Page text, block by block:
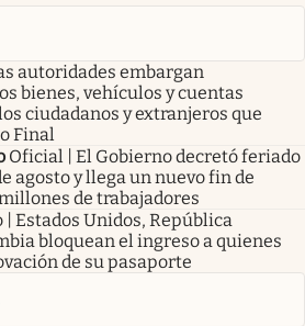
autoridades embargan
bienes, vehículos y cuentas
ciudadanos y extranjeros que
Final
Oficial | El Gobierno decretó feriado
agosto y llega un nuevo fin de
de trabajadores
Estados Unidos, República
bloquean el ingreso a quienes
de su pasaporte